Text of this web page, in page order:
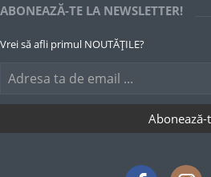
ABONEAZĂ-TE LA NEWSLETTER!
Vrei să afli primul NOUTĂȚILE?